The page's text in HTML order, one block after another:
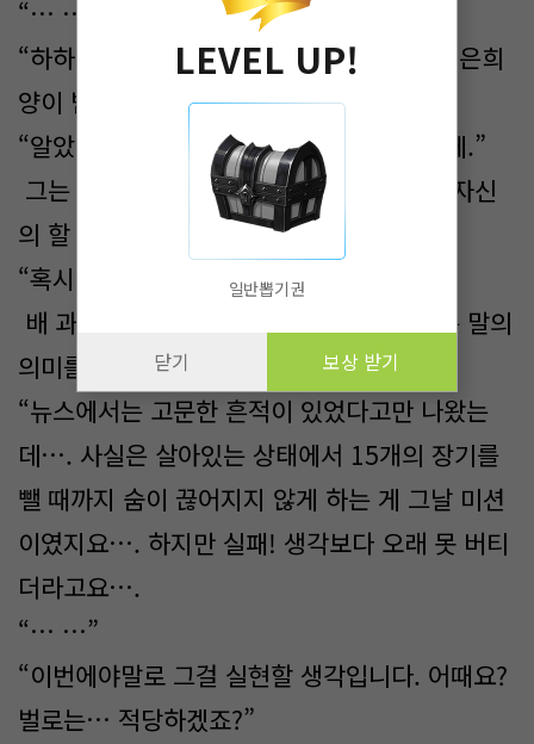
“… …”
“하하하! 걱정하지 마세요. 그 벌은! 따님인 은희
양이 받을 테니까요.”
“알았네… 쓸 테니, 아이는 건들지 말아 주게.”
그는 배 과장이 말을 해도, 못 들은 것처럼 자신
의 할 말을 이어 나간다.
“혹시 아시려나…. 두 번째?”
배 과장은 생각을 거듭해서, 저 두 번째라는 말의
의미를 생각했다. 그러고 눈을 부릅뜬다.
“뉴스에서는 고문한 흔적이 있었다고만 나왔는
데…. 사실은 살아있는 상태에서 15개의 장기를
뺄 때까지 숨이 끊어지지 않게 하는 게 그날 미션
이였지요…. 하지만 실패! 생각보다 오래 못 버티
더라고요….
“… …”
“이번에야말로 그걸 실현할 생각입니다. 어때요?
벌로는… 적당하겠죠?”
LEVEL UP!
일반뽑기권
닫기 보상 받기